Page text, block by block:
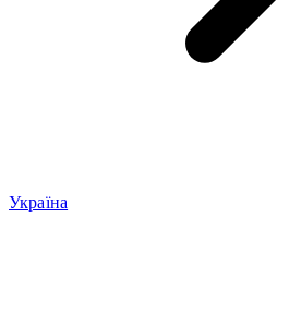
Україна